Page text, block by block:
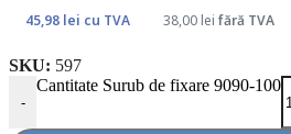
38,00 lei fără TVA
45,98 lei cu TVA
SKU: 597
-
Cantitate Surub de fixare 9090-100